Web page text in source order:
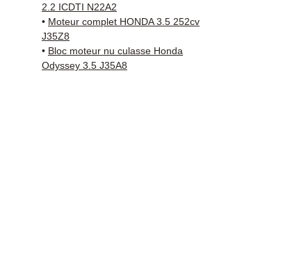
2.2 ICDTI N22A2
• Moteur complet HONDA 3.5 252cv
J35Z8
• Bloc moteur nu culasse Honda
Odyssey 3.5 J35A8